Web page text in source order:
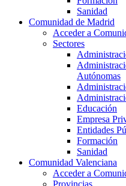
Sanidad
Comunidad de Madrid
Acceder a
Sectores
Autónomas
Educación
Empresa
Entidades
Formación
Sanidad
Comunidad Valenciana
Acceder a